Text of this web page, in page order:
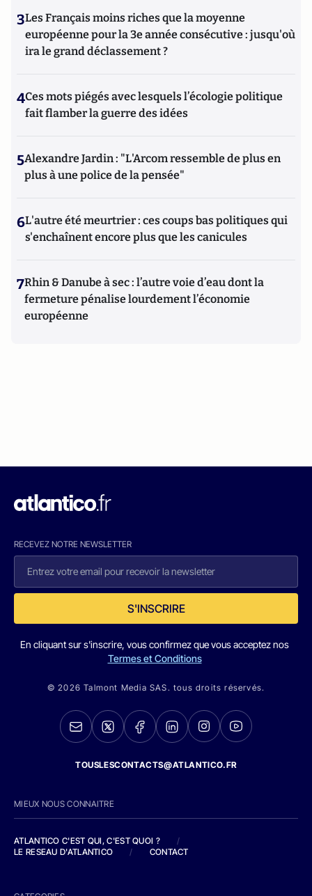
3Les Français moins riches que la moyenne
européenne pour la 3e année consécutive : jusqu'où
ira le grand déclassement ?
4Ces mots piégés avec lesquels l’écologie politique
fait flamber la guerre des idées
5Alexandre Jardin : "L'Arcom ressemble de plus en
plus à une police de la pensée"
6L'autre été meurtrier : ces coups bas politiques qui
s'enchaînent encore plus que les canicules
7Rhin & Danube à sec : l’autre voie d’eau dont la
fermeture pénalise lourdement l’économie
européenne
RECEVEZ NOTRE NEWSLETTER
S'INSCRIRE
En cliquant sur s'inscrire, vous confirmez que vous acceptez nos
Termes et Conditions
© 2026 Talmont Media SAS. tous droits réservés.
TOUSLESCONTACTS@ATLANTICO.FR
MIEUX NOUS CONNAITRE
ATLANTICO C'EST QUI, C'EST QUOI ?
/
LE RESEAU D'ATLANTICO
/ CONTACT